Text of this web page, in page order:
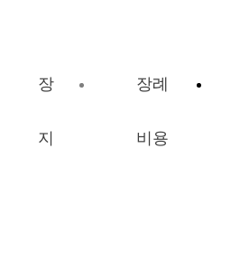
장
지
장례
비용